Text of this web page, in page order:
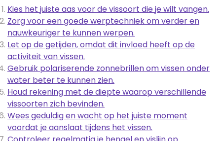
Kies het juiste aas voor de vissoort die je wilt vangen.
Zorg voor een goede werptechniek om verder en
nauwkeuriger te kunnen werpen.
Let op de getijden, omdat dit invloed heeft op de
activiteit van vissen.
Gebruik polariserende zonnebrillen om vissen onder
water beter te kunnen zien.
Houd rekening met de diepte waarop verschillende
vissoorten zich bevinden.
Wees geduldig en wacht op het juiste moment
voordat je aanslaat tijdens het vissen.